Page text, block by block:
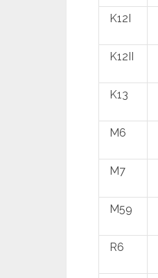
K12I
K12II
K13
M6
M7
M59
R6